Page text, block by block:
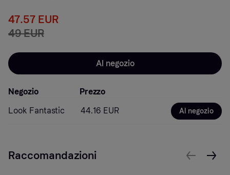
47.57 EUR
49 EUR
Al negozio
Negozio
Prezzo
Look Fantastic
44.16 EUR Al negozio
Raccomandazioni